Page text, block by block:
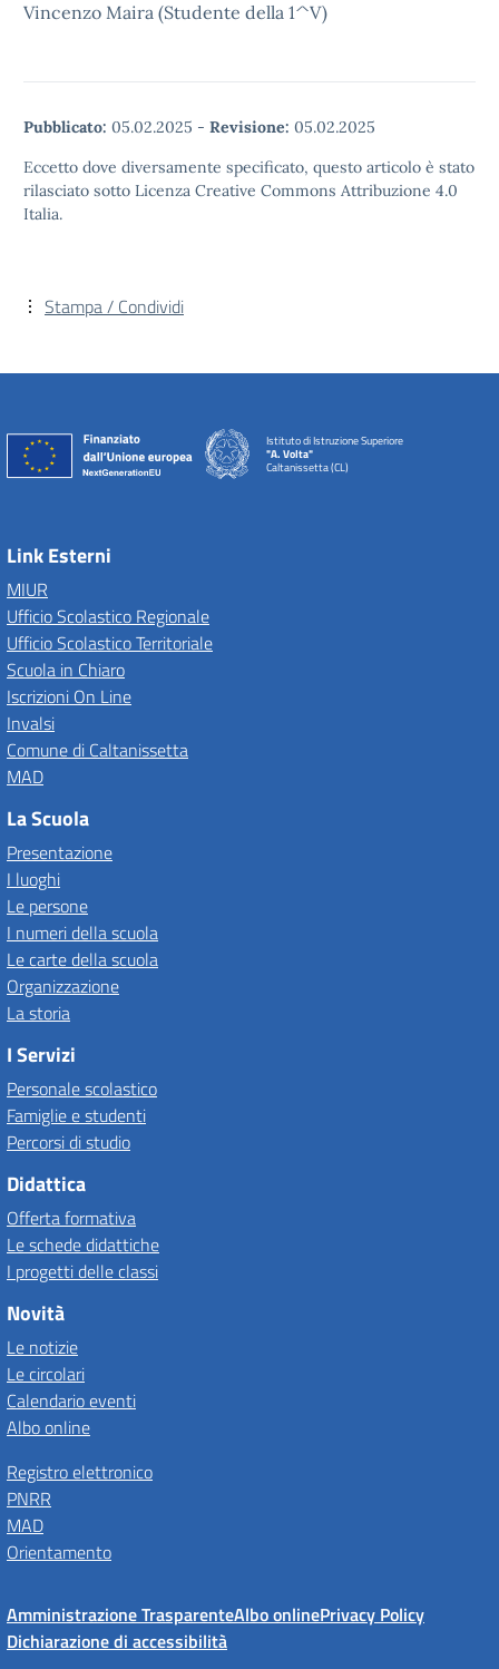
Vincenzo Maira (Studente della 1^V)
Pubblicato: 05.02.2025 - Revisione: 05.02.2025
Eccetto dove diversamente specificato, questo articolo è stato
rilasciato sotto Licenza Creative Commons Attribuzione 4.0
Italia.
Stampa / Condividi
Istituto di Istruzione Superiore
"A. Volta"
Caltanissetta (CL)
Link Esterni
MIUR
Ufficio Scolastico Regionale
Ufficio Scolastico Territoriale
Scuola in Chiaro
Iscrizioni On Line
Invalsi
Comune di Caltanissetta
MAD
La Scuola
Presentazione
I luoghi
Le persone
I numeri della scuola
Le carte della scuola
Organizzazione
La storia
I Servizi
Personale scolastico
Famiglie e studenti
Percorsi di studio
Didattica
Offerta formativa
Le schede didattiche
I progetti delle classi
Novità
Le notizie
Le circolari
Calendario eventi
Albo online
Registro elettronico
PNRR
MAD
Orientamento
Amministrazione TrasparenteAlbo onlinePrivacy Policy
Dichiarazione di accessibilità